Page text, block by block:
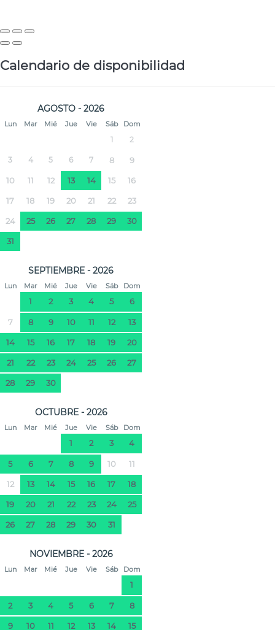
Calendario de disponibilidad
AGOSTO - 2026
Lun Mar Mié Jue Vie Sáb Dom
1 2
3 4 5 6 7 8 9
10 11 12 13 14 15 16
17 18 19 20 21 22 23
24 25 26 27 28 29 30
31
SEPTIEMBRE - 2026
Lun Mar Mié Jue Vie Sáb Dom
1 2 3 4 5 6
7 8 9 10 11 12 13
14 15 16 17 18 19 20
21 22 23 24 25 26 27
28 29 30
OCTUBRE - 2026
Lun Mar Mié Jue Vie Sáb Dom
1 2 3 4
5 6 7 8 9 10 11
12 13 14 15 16 17 18
19 20 21 22 23 24 25
26 27 28 29 30 31
NOVIEMBRE - 2026
Lun Mar Mié Jue Vie Sáb Dom
1
2 3 4 5 6 7 8
9 10 11 12 13 14 15